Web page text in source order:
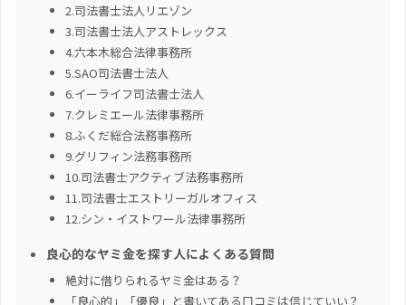
2.司法書士法人リエゾン
3.司法書士法人アストレックス
4.六本木総合法律事務所
5.SAO司法書士法人
6.イーライフ司法書士法人
7.クレミエール法律事務所
8.ふくだ総合法務事務所
9.グリフィン法務事務所
10.司法書士アクティブ法務事務所
11.司法書士エストリーガルオフィス
12.シン・イストワール法律事務所
良心的なヤミ金を探す人によくある質問
絶対に借りられるヤミ金はある？
「良心的」「優良」と書いてある口コミは信じていい？